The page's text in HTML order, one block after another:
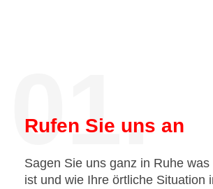
01.
Rufen Sie uns an
Sagen Sie uns ganz in Ruhe was
ist und wie Ihre örtliche Situation